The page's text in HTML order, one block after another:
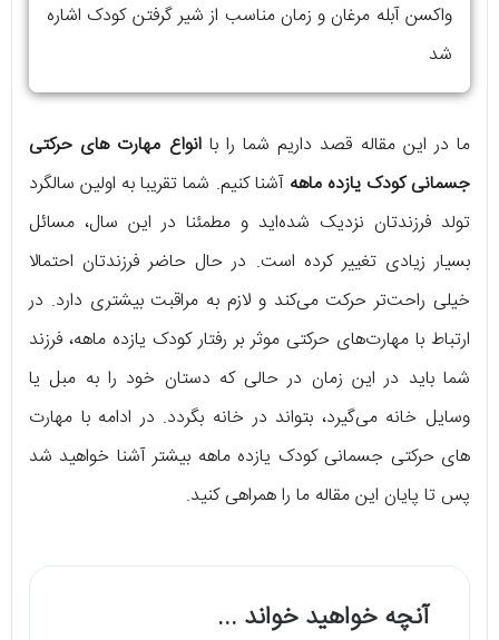
واکسن آبله مرغان و زمان مناسب از شیر گرفتن کودک اشاره
شد
ما در این مقاله قصد داریم شما را باانواع مهارت های حرکتی
جسمانی کودک یازده ماهه آشنا کنیم. شما تقریبا به اولین سالگرد
تولد فرزندتان نزدیک شده‌اید و مطمئنا در این سال، مسائل
بسیار زیادی تغییر کرده است. در حال حاضر فرزندتان احتمالا
خیلی راحت‌تر حرکت می‌کند و لازم به مراقبت بیشتری دارد. در
ارتباط با مهارت‌های حرکتی موثر بر رفتار کودک یازده ماهه، فرزند
شما باید در این زمان در حالی که دستان خود را به مبل یا
وسایل خانه می‌گیرد، بتواند در خانه بگردد. در ادامه با مهارت
های حرکتی جسمانی کودک یازده ماهه بیشتر آشنا خواهید شد
پس تا پایان این مقاله ما را همراهی کنید.
آنچه خواهید خواند ...